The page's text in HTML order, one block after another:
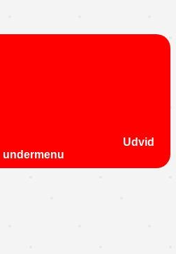
Udvid
undermenu